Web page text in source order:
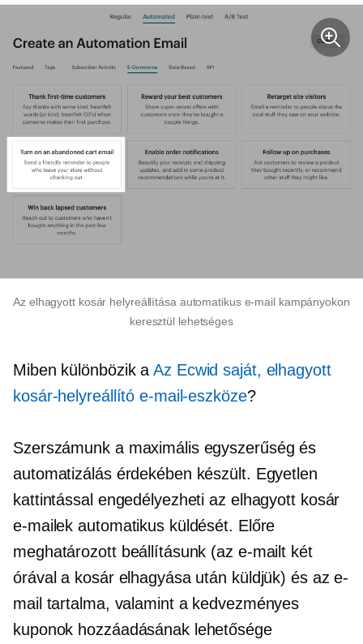
Az elhagyott kosár helyreállítása automatikus e-mail kampányokon
keresztül lehetséges
Miben különbözik aAz Ecwid saját, elhagyott
kosár-helyreállító e-mail-eszköze?
Szerszámunk a maximális egyszerűség és
automatizálás érdekében készült. Egyetlen
kattintással engedélyezheti az elhagyott kosár
e-mailek automatikus küldését. Előre
meghatározott beállításunk (az e-mailt két
órával a kosár elhagyása után küldjük) és az e-
mail tartalma, valamint a kedvezményes
kuponok hozzáadásának lehetősége